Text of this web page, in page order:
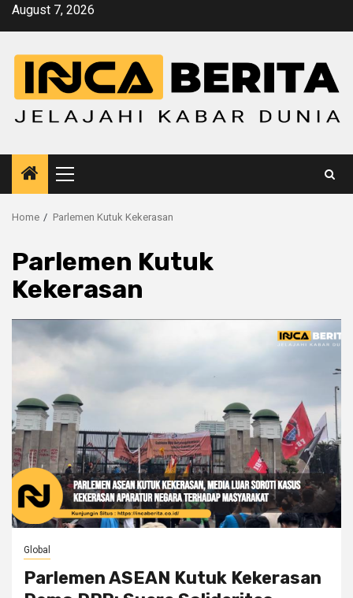
SkipAugust 7, 2026
Primary
Menu
Home Parlemen Kutuk Kekerasan
Parlemen Kutuk
Kekerasan
Global
Parlemen ASEAN Kutuk Kekerasan